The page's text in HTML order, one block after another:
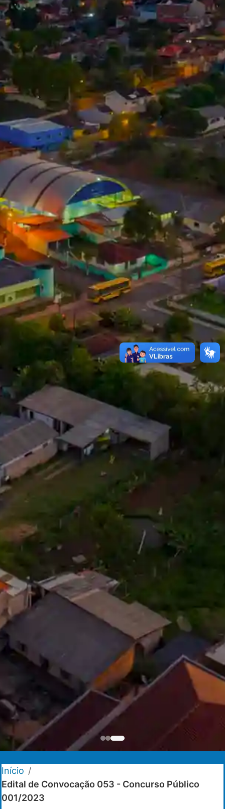
Início /
Edital de Convocação 053 - Concurso Público
001/2023